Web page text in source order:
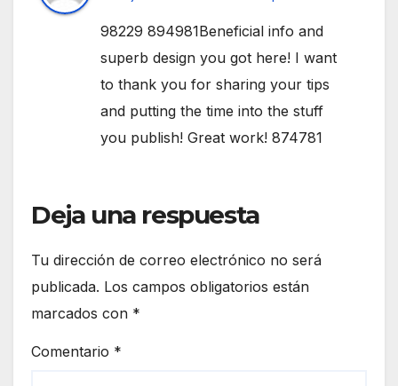
98229 894981Beneficial info and
superb design you got here! I want
to thank you for sharing your tips
and putting the time into the stuff
you publish! Great work! 874781
Deja una respuesta
Tu dirección de correo electrónico no será
publicada. Los campos obligatorios están
marcados con *
Comentario *